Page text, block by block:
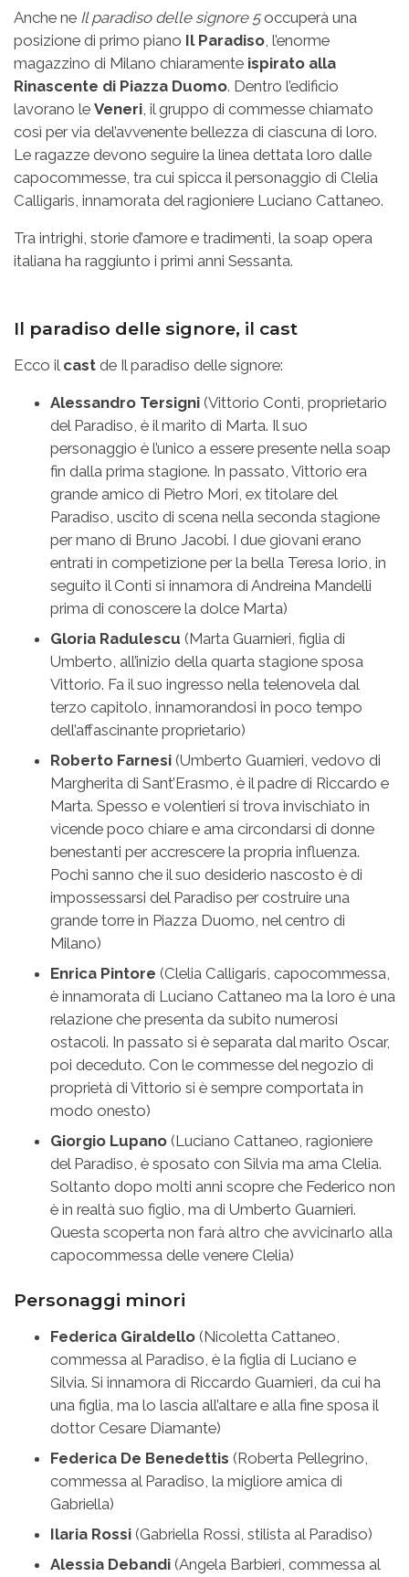
Anche ne Il paradiso delle signore 5occuperà una
posizione di primo piano Il Paradiso, l’enorme
magazzino di Milano chiaramente ispirato alla
Rinascente di Piazza Duomo. Dentro l’edificio
lavorano le Veneri, il gruppo di commesse chiamato
così per via del’avvenente bellezza di ciascuna di loro.
Le ragazze devono seguire la linea dettata loro dalle
capocommesse, tra cui spicca il personaggio di Clelia
Calligaris, innamorata del ragioniere Luciano Cattaneo.
Tra intrighi, storie d’amore e tradimenti, la soap opera
italiana ha raggiunto i primi anni Sessanta.
Il paradiso delle signore, il cast
Ecco il cast de Il paradiso delle signore:
Alessandro Tersigni (Vittorio Conti, proprietario
del Paradiso, è il marito di Marta. Il suo
personaggio è l’unico a essere presente nella soap
fin dalla prima stagione. In passato, Vittorio era
grande amico di Pietro Mori, ex titolare del
Paradiso, uscito di scena nella seconda stagione
per mano di Bruno Jacobi. I due giovani erano
entrati in competizione per la bella Teresa Iorio, in
seguito il Conti si innamora di Andreina Mandelli
prima di conoscere la dolce Marta)
Gloria Radulescu (Marta Guarnieri, figlia di
Umberto, all’inizio della quarta stagione sposa
Vittorio. Fa il suo ingresso nella telenovela dal
terzo capitolo, innamorandosi in poco tempo
dell’affascinante proprietario)
Roberto Farnesi (Umberto Guarnieri, vedovo di
Margherita di Sant’Erasmo, è il padre di Riccardo e
Marta. Spesso e volentieri si trova invischiato in
vicende poco chiare e ama circondarsi di donne
benestanti per accrescere la propria influenza.
Pochi sanno che il suo desiderio nascosto è di
impossessarsi del Paradiso per costruire una
grande torre in Piazza Duomo, nel centro di
Milano)
Enrica Pintore (Clelia Calligaris, capocommessa,
è innamorata di Luciano Cattaneo ma la loro è una
relazione che presenta da subito numerosi
ostacoli. In passato si è separata dal marito Oscar,
poi deceduto. Con le commesse del negozio di
proprietà di Vittorio si è sempre comportata in
modo onesto)
Giorgio Lupano (Luciano Cattaneo, ragioniere
del Paradiso, è sposato con Silvia ma ama Clelia.
Soltanto dopo molti anni scopre che Federico non
è in realtà suo figlio, ma di Umberto Guarnieri.
Questa scoperta non farà altro che avvicinarlo alla
capocommessa delle venere Clelia)
Personaggi minori
Federica Giraldello (Nicoletta Cattaneo,
commessa al Paradiso, è la figlia di Luciano e
Silvia. Si innamora di Riccardo Guarnieri, da cui ha
una figlia, ma lo lascia all’altare e alla fine sposa il
dottor Cesare Diamante)
Federica De Benedettis (Roberta Pellegrino,
commessa al Paradiso, la migliore amica di
Gabriella)
Ilaria Rossi (Gabriella Rossi, stilista al Paradiso)
Alessia Debandi (Angela Barbieri, commessa al